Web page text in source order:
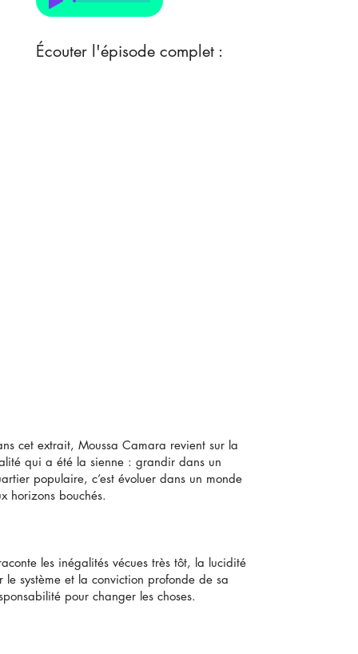
Écouter l'épisode complet :
cet extrait, Moussa Camara revient sur la
qui a été la sienne : grandir dans un
populaire, c’est évoluer dans un monde
horizons bouchés.
les inégalités vécues très tôt, la lucidité
le système et la conviction profonde de sa
pour changer les choses.